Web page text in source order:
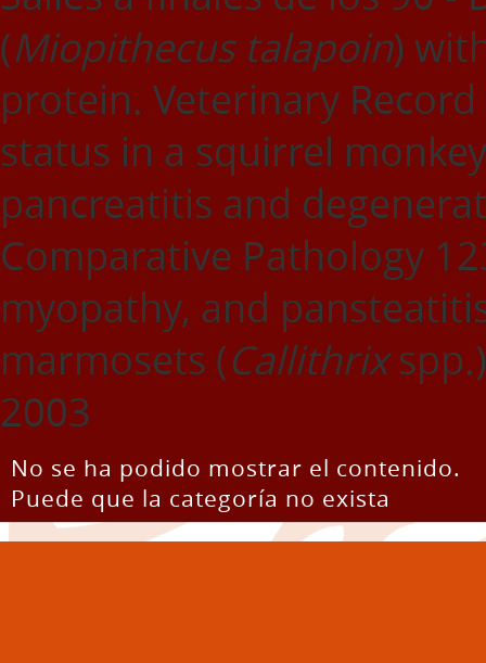
(Miopithecus talapoin)
protein. Veterinary
status in a squirrel
pancreatitis and
Comparative Pathology
myopathy, and
marmosets (Callithrix
2003
No se ha podido mostrar el contenido.
Puede que la categoría no exista